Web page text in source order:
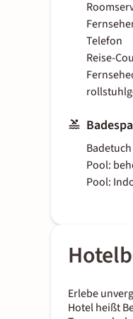
Telefon
Reise-
Badetuch
Pool:
Pool:
Erlebe
Hotel heißt